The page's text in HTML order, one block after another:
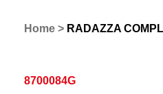
Home > RADAZZA
8700084G